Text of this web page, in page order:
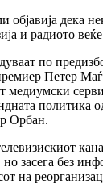
објавија дека
и радиото
по
Петер
медиумски
политика
Орбан.
засега без
на